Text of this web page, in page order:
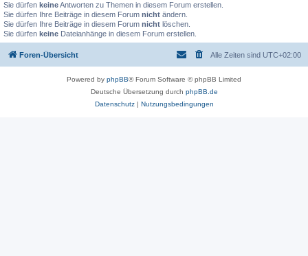
Sie dürfen keineAntworten zu Themen in diesem Forum erstellen.
Sie dürfen Ihre Beiträge in diesem Forum nicht ändern.
Sie dürfen Ihre Beiträge in diesem Forum nicht löschen.
Sie dürfen keine Dateianhänge in diesem Forum erstellen.
Foren-Übersicht Alle Zeiten sind UTC+02:00
Powered by phpBB® Forum Software © phpBB Limited
Deutsche Übersetzung durch phpBB.de
Datenschutz| Nutzungsbedingungen